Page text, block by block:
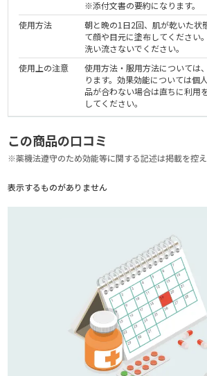
※添付文書の要約になります。
使用方法
朝と晩の1日2回、肌が乾いた状
て顔や目元に塗布してください。
洗い流さないでください。
使用上の注意
使用方法・服用方法については
ります。効果効能については個
品が合わない場合は直ちに利用
してください。
この商品の口コミ
※薬機法遵守のため効能等に関する記述は掲載を控
表示するものがありません